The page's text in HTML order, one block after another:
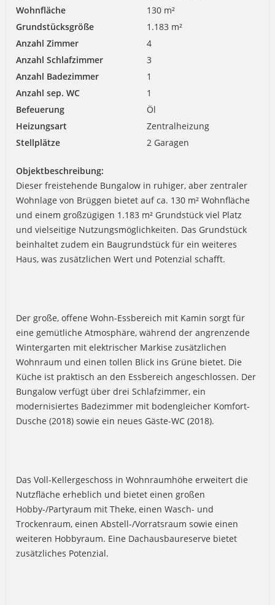
Wohnfläche
130 m²
Grundstücksgröße
1.183 m²
Anzahl Zimmer
4
Anzahl Schlafzimmer
3
Anzahl Badezimmer
1
Anzahl sep. WC
1
Befeuerung
Öl
Heizungsart
Zentralheizung
Stellplätze
2 Garagen
Objektbeschreibung:
Dieser freistehende Bungalow in ruhiger, aber zentraler
Wohnlage von Brüggen bietet auf ca. 130 m² Wohnfläche
und einem großzügigen 1.183 m² Grundstück viel Platz
und vielseitige Nutzungsmöglichkeiten. Das Grundstück
beinhaltet zudem ein Baugrundstück für ein weiteres
Haus, was zusätzlichen Wert und Potenzial schafft.
Der große, offene Wohn-Essbereich mit Kamin sorgt für
eine gemütliche Atmosphäre, während der angrenzende
Wintergarten mit elektrischer Markise zusätzlichen
Wohnraum und einen tollen Blick ins Grüne bietet. Die
Küche ist praktisch an den Essbereich angeschlossen. Der
Bungalow verfügt über drei Schlafzimmer, ein
modernisiertes Badezimmer mit bodengleicher Komfort-
Dusche (2018) sowie ein neues Gäste-WC (2018).
Das Voll-Kellergeschoss in Wohnraumhöhe erweitert die
Nutzfläche erheblich und bietet einen großen
Hobby-/Partyraum mit Theke, einen Wasch- und
Trockenraum, einen Abstell-/Vorratsraum sowie einen
weiteren Hobbyraum. Eine Dachausbaureserve bietet
zusätzliches Potenzial.